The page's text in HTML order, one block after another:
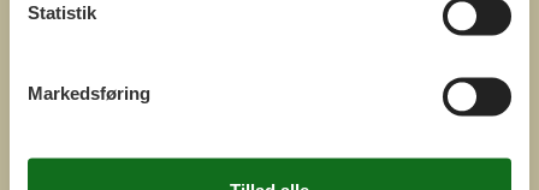
Statistik
Markedsføring